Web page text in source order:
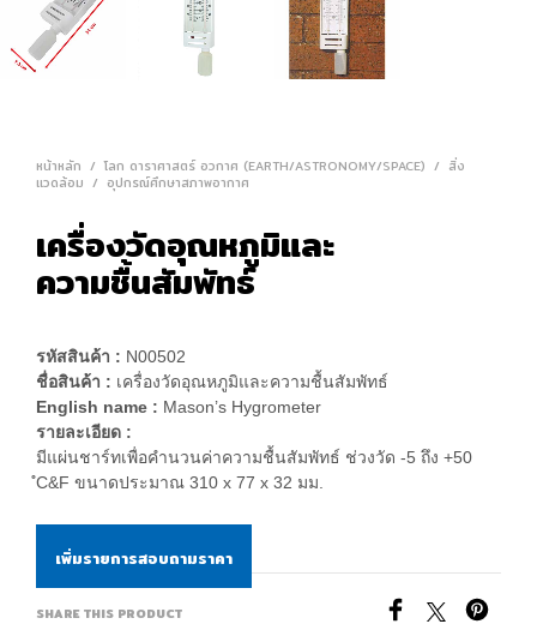
หน้าหลัก / โลก ดาราศาสตร์ อวกาศ (EARTH/ASTRONOMY/SPACE) / สิ่ง
แวดล้อม / อุปกรณ์ศึกษาสภาพอากาศ
เครื่องวัดอุณหภูมิและ
ความชื้นสัมพัทธ์
รหัสสินค้า : N00502
ชื่อสินค้า : เครื่องวัดอุณหภูมิและความชื้นสัมพัทธ์
English name : Mason’s Hygrometer
รายละเอียด :
มีแผ่นชาร์ทเพื่อคำนวนค่าความชื้นสัมพัทธ์ ช่วงวัด -5 ถึง +50
ํC&F ขนาดประมาณ 310 x 77 x 32 มม.
เพิ่มรายการสอบถามราคา
SHARE THIS PRODUCT